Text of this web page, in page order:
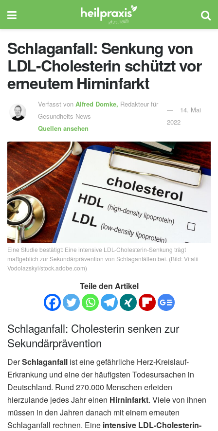
Schlaganfall: Senkung von
LDL-Cholesterin schützt vor
erneutem Hirninfarkt
Verfasst vonAlfred Domke, Redakteur für
Gesundheits-News
Quellen ansehen
14. Mai
2022
Eine Studie bestätigt: Eine intensive LDL-Cholesterin-Senkung trägt
maßgeblich zur Sekundärprävention von Schlaganfällen bei. (Bild: Vitalii
Vodolazskyi/stock.adobe.com)
Teile den Artikel
Schlaganfall: Cholesterin senken zur
Sekundärprävention
DerSchlaganfall ist eine gefährliche Herz-Kreislauf-
Erkrankung und eine der häufigsten Todesursachen in
Deutschland. Rund 270.000 Menschen erleiden
hierzulande jedes Jahr einen Hirninfarkt. Viele von ihnen
müssen in den Jahren danach mit einem erneuten
Schlaganfall rechnen. Eine intensive LDL-Cholesterin-